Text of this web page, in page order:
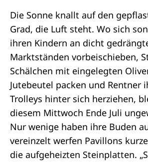
Die Sonne knallt auf den
Grad, die Luft steht. Wo sich
ihren Kindern an dicht
Marktständen vorbeischieben,
Schälchen mit eingelegten
Jutebeutel packen und Rentner
Trolleys hinter sich herziehen,
diesem Mittwoch Ende Juli
Nur wenige haben ihre Buden
vereinzelt werfen Pavillons
die aufgeheizten Steinplatten.